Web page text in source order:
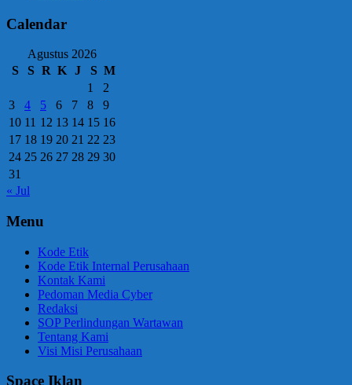
Calendar
Agustus 2026
S
S R K J S M
1
2
3
4 5 6 7 8
9
10 11 12 13 14 15 16
17 18 19 20 21 22 23
24 25 26 27 28 29 30
31
« Jul
Menu
Kode Etik
Kode Etik Internal Perusahaan
Kontak Kami
Pedoman Media Cyber
Redaksi
SOP Perlindungan Wartawan
Tentang Kami
Visi Misi Perusahaan
Space Iklan